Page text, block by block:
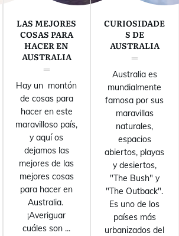
LAS MEJORES
COSAS PARA
HACER EN
AUSTRALIA
Hay un montón
de cosas para
hacer en este
maravilloso país,
y aquí os
dejamos las
mejores de las
mejores cosas
para hacer en
Australia.
¡Averiguar
cuáles son ...
CURIOSIDADE
S DE
AUSTRALIA
Australia es
mundialmente
famosa por sus
maravillas
naturales,
espacios
abiertos, playas
y desiertos,
"The Bush" y
"The Outback".
Es uno de los
países más
urbanizados del